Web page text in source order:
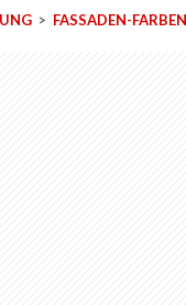
FASSADEN-